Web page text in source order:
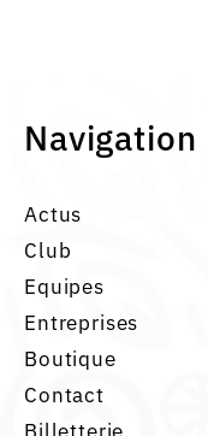
Navigation
Actus
Club
Equipes
Entreprises
Boutique
Contact